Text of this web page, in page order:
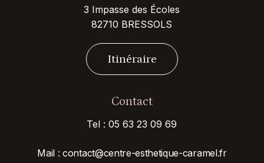
3 Impasse des Écoles
82710 BRESSOLS
Itinéraire
Contact
Tel :05 63 23 09 69
Mail :contact@centre-esthetique-caramel.fr